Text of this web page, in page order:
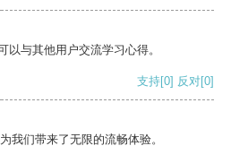
与其他用户交流学习心得。
支持[0] 反对[0]
我们带来了无限的流畅体验。